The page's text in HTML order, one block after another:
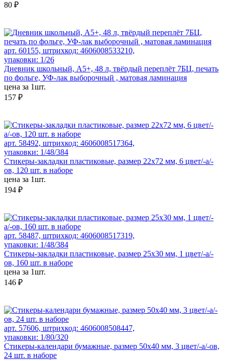
80 ₽
арт. 60155, штрихкод: 4606008533210,
упаковки: 1/26
Дневник школьный, А5+, 48 л, твёрдый переплёт 7БЦ, печать
по фольге, УФ-лак выборочный , матовая ламинация
цена за 1шт.
157 ₽
арт. 58492, штрихкод: 4606008517364,
упаковки: 1/48/384
Стикеры-закладки пластиковые, размер 22х72 мм, 6 цвет/-а/-
ов, 120 шт. в наборе
цена за 1шт.
194 ₽
арт. 58487, штрихкод: 4606008517319,
упаковки: 1/48/384
Стикеры-закладки пластиковые, размер 25х30 мм, 1 цвет/-а/-
ов, 160 шт. в наборе
цена за 1шт.
146 ₽
арт. 57606, штрихкод: 4606008508447,
упаковки: 1/80/320
Стикеры-календари бумажные, размер 50x40 мм, 3 цвет/-а/-ов,
24 шт. в наборе